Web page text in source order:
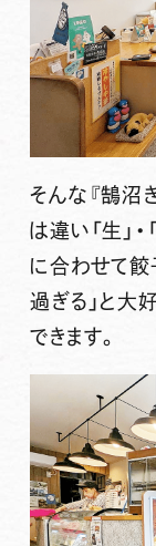
そんな『鵠沼ぎ
は違い「生」・
に合わせて餃
過ぎる」と大
できます。